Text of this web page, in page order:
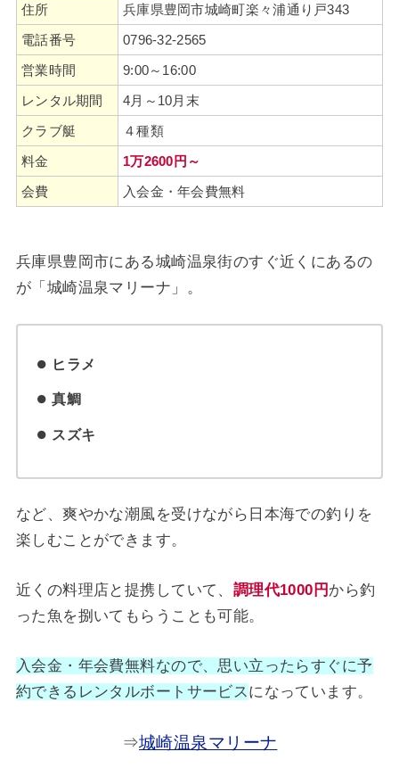
住所
兵庫県豊岡市城崎町楽々浦通り戸343
電話番号
0796-32-2565
営業時間
9:00～16:00
レンタル期間
4月～10月末
クラブ艇
４種類
料金
1万2600円～
会費
入会金・年会費無料
兵庫県豊岡市にある城崎温泉街のすぐ近くにあるの
が「城崎温泉マリーナ」。
ヒラメ
真鯛
スズキ
など、爽やかな潮風を受けながら日本海での釣りを
楽しむことができます。
近くの料理店と提携していて、 調理代1000円 から釣
った魚を捌いてもらうことも可能。
入会金・年会費無料なので、思い立ったらすぐに予
約できるレンタルボートサービスになっています。
⇒城崎温泉マリーナ